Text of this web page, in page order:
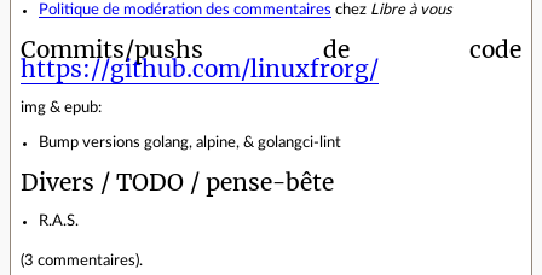
Politique de modération des commentaires chez Libre à vous
Commits/pushs de code
https://github.com/linuxfrorg/
img & epub:
Bump versions golang, alpine, & golangci-lint
Divers / TODO / pense-bête
R.A.S.
(3 commentaires).